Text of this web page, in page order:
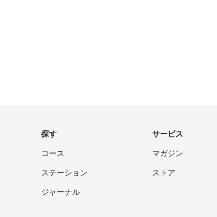
探す
コース
ステーション
ジャーナル
サービス
マガジン
ストア